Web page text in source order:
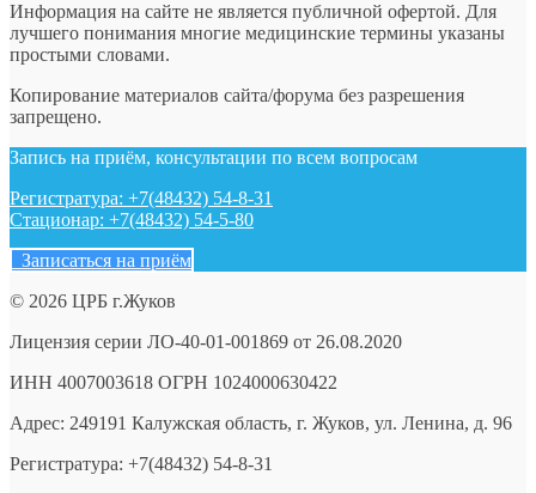
Информация на сайте не является публичной офертой. Для
лучшего понимания многие медицинские термины указаны
простыми словами.
Копирование материалов сайта/форума без разрешения
запрещено.
Запись на приём, консультации по всем вопросам
Регистратура: +7(48432) 54-8-31
Стационар: +7(48432) 54-5-80
Записаться на приём
© 2026 ЦРБ г.Жуков
Лицензия серии ЛО-40-01-001869 от 26.08.2020
ИНН 4007003618 ОГРН 1024000630422
Адрес: 249191 Калужская область, г. Жуков, ул. Ленина, д. 96
Регистратура: +7(48432) 54-8-31